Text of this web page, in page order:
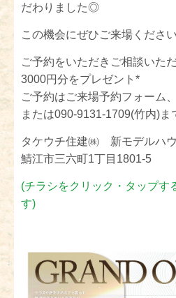
だわりました◎
この機会にぜひご来場ください
ご予約をいただきご相談いた
3000円分をプレゼント*
ご予約はご来場予約フォーム、
または090-9131-1709(竹内)ま
タケウチ住建㈱ 新モデルハ
鯖江市三六町1丁目1801-5
(チラシをクリック・タップす
す)